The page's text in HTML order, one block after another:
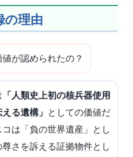
の理由
が認められたの？
「人類史上初の核兵器使用
る遺構」
としての価値だ
は「負の世界遺産」とし
さを訴える証拠物件とし